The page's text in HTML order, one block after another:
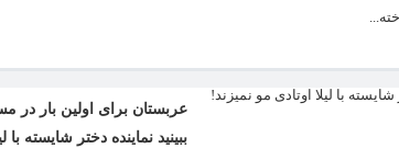
عربستان برای اولین بار در
ببینید نماینده دختر شایسته با